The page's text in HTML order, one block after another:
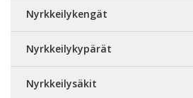
Nyrkkeilykengät
Nyrkkeilykypärät
Nyrkkeilysäkit